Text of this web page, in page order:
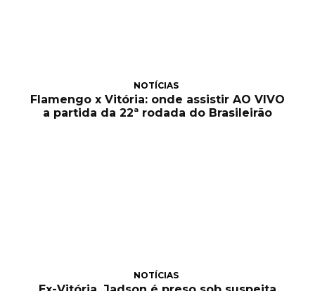
NOTÍCIAS
Flamengo x Vitória: onde assistir AO VIVO
a partida da 22ª rodada do Brasileirão
NOTÍCIAS